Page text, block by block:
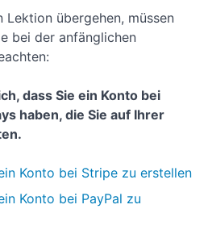
Lektion übergehen, müssen
bei der anfänglichen
dass Sie ein Konto bei
haben, die Sie auf Ihrer
Konto bei Stripe zu erstellen
Konto bei PayPal zu